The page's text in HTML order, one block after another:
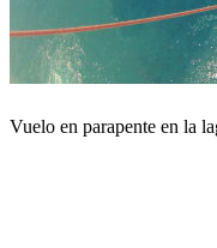
Vuelo en parapente en la